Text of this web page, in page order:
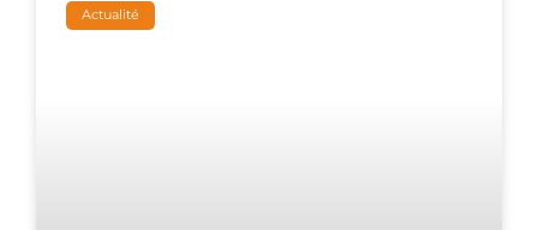
Actualité